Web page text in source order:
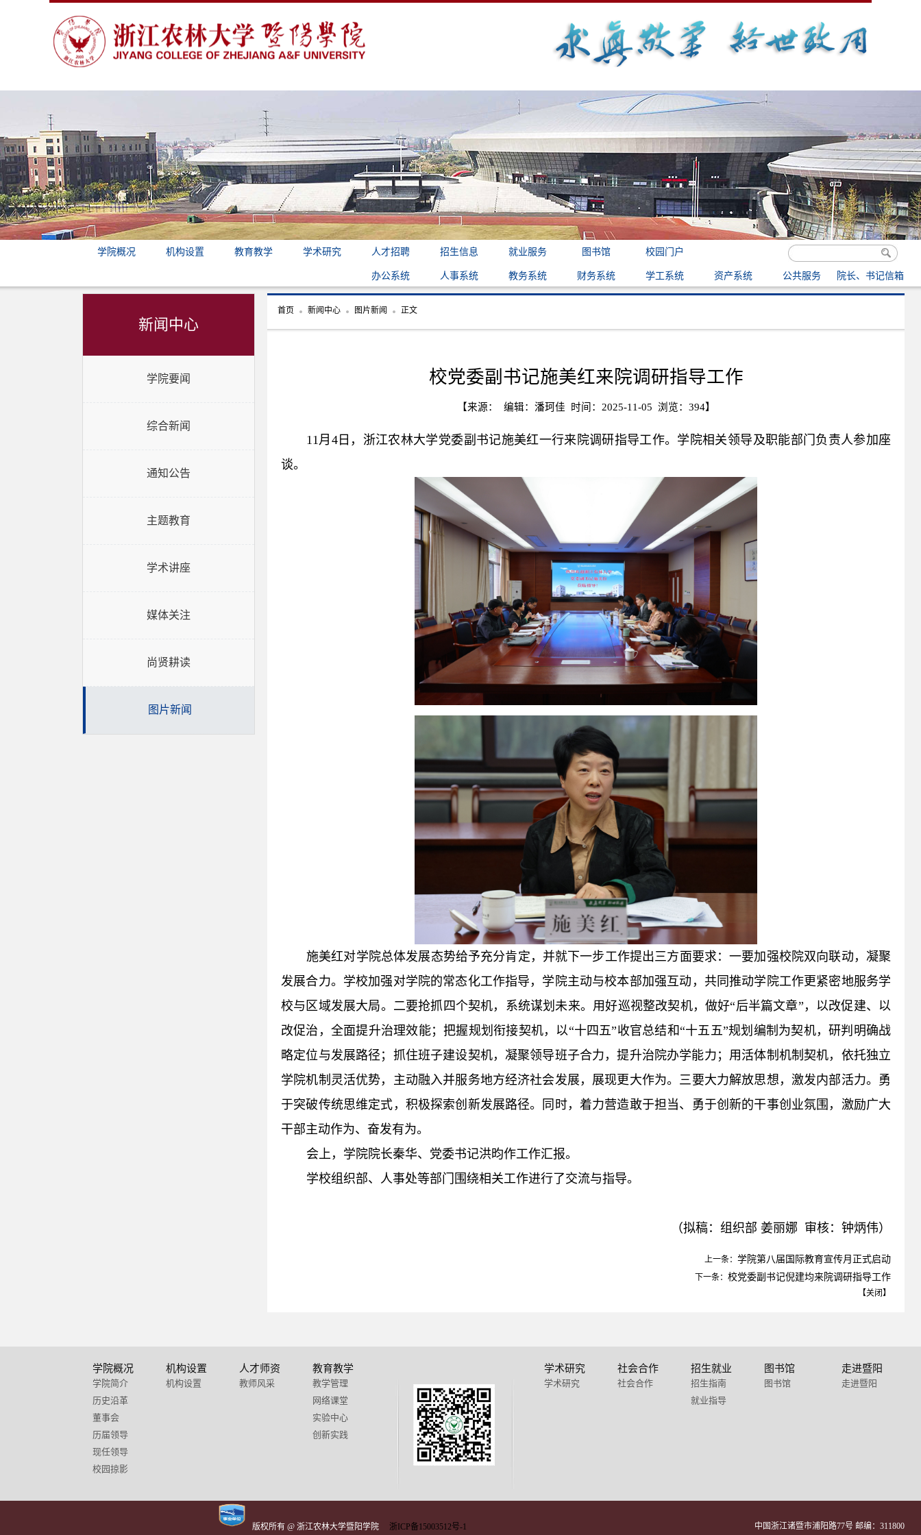
学院概况 机构设置 教育教学 学术研究 人才招聘 招生信息 就业服务 图书馆 校园门户
办公系统 人事系统 教务系统 财务系统 学工系统 资产系统 公共服务 院长、书记信箱
新闻中心
学院要闻
综合新闻
通知公告
主题教育
学术讲座
媒体关注
尚贤耕读
图片新闻
首页 新闻中心 图片新闻 正文
校党委副书记施美红来院调研指导工作
【来源： 编辑：潘珂佳 时间：2025-11-05 浏览： 394】
11月4日，浙江农林大学党委副书记施美红一行来院调研指导工作。学院相关领导及职能部门负责人参加座
谈。
施美红对学院总体发展态势给予充分肯定，并就下一步工作提出三方面要求：一要加强校院双向联动，凝聚
发展合力。学校加强对学院的常态化工作指导，学院主动与校本部加强互动，共同推动学院工作更紧密地服务学
校与区域发展大局。二要抢抓四个契机，系统谋划未来。用好巡视整改契机，做好“后半篇文章”，以改促建、以
改促治，全面提升治理效能；把握规划衔接契机，以“十四五”收官总结和“十五五”规划编制为契机，研判明确战
略定位与发展路径；抓住班子建设契机，凝聚领导班子合力，提升治院办学能力；用活体制机制契机，依托独立
学院机制灵活优势，主动融入并服务地方经济社会发展，展现更大作为。三要大力解放思想，激发内部活力。勇
于突破传统思维定式，积极探索创新发展路径。同时，着力营造敢于担当、勇于创新的干事创业氛围，激励广大
干部主动作为、奋发有为。
会上，学院院长秦华、党委书记洪昀作工作汇报。
学校组织部、人事处等部门围绕相关工作进行了交流与指导。
（拟稿：组织部 姜丽娜 审核：钟炳伟）
上一条： 学院第八届国际教育宣传月正式启动
下一条： 校党委副书记倪建均来院调研指导工作
【关闭 】
学院概况
学院简介
历史沿革
董事会
历届领导
现任领导
校园掠影
机构设置
机构设置
人才师资
教师风采
教育教学
教学管理
网络课堂
实验中心
创新实践
学术研究
学术研究
社会合作
社会合作
招生就业
招生指南
就业指导
图书馆
图书馆
走进暨阳
走进暨阳
版权所有 @ 浙江农林大学暨阳学院 浙ICP备15003512号-1 中国浙江诸暨市浦阳路77号 邮编：311800